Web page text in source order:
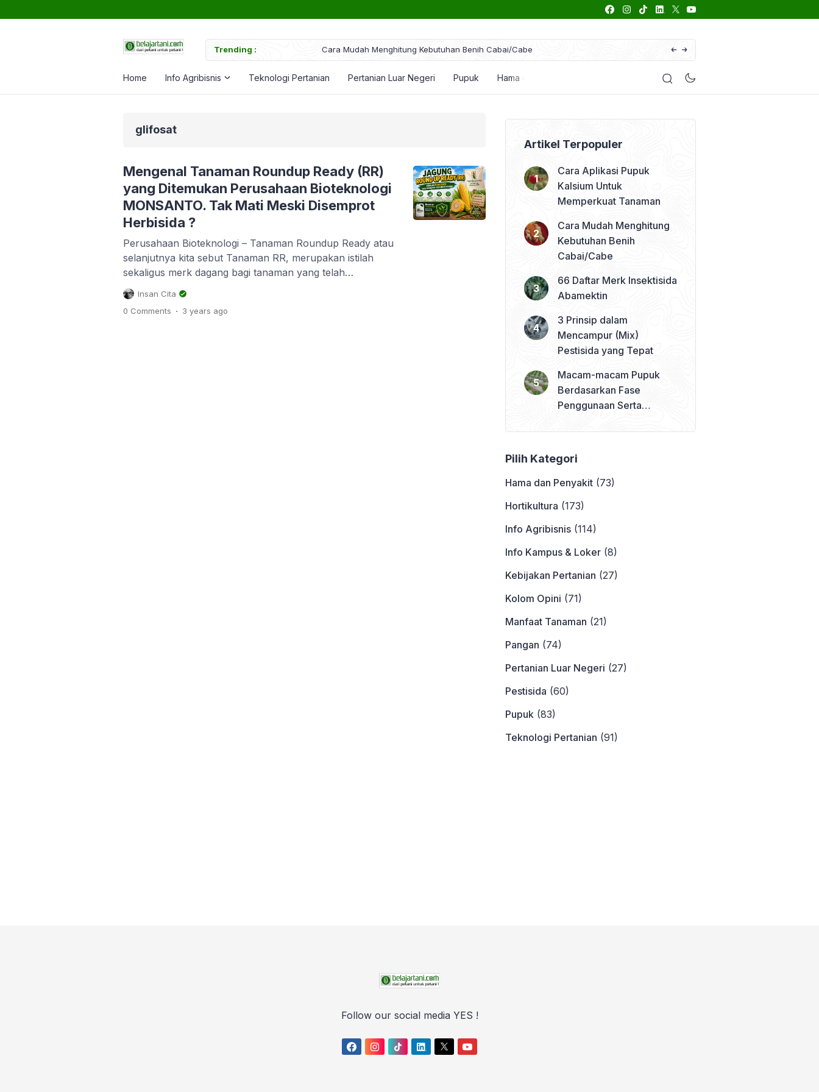
Trending : Cara Mudah Menghitung Kebutuhan Benih Cabai/Cabe 66 Daftar Merk Insektisida Abamektin
Home Info Agribisnis Teknologi Pertanian Pertanian Luar Negeri Pupuk Hama dan Penyakit Manfaat Tanaman
glifosat
Mengenal Tanaman Roundup Ready (RR)
yang Ditemukan Perusahaan Bioteknologi
MONSANTO. Tak Mati Meski Disemprot
Herbisida ?
Perusahaan Bioteknologi – Tanaman Roundup Ready atau
selanjutnya kita sebut Tanaman RR, merupakan istilah
sekaligus merk dagang bagi tanaman yang telah
direkayasa secara genetik supaya tahan atau toleran
terhadap herbisida bahan aktif glifosat. Herbisida glisofat
bekerja secara sistemik yakni masuk ke dalam seluruh
Insan Cita
0 Comments . 3 years ago
Artikel Terpopuler
Cara Aplikasi Pupuk
Kalsium Untuk
Memperkuat Tanaman
Cara Mudah Menghitung
Kebutuhan Benih
Cabai/Cabe
66 Daftar Merk Insektisida
Abamektin
3 Prinsip dalam
Mencampur (Mix)
Pestisida yang Tepat
Macam-macam Pupuk
Berdasarkan Fase
Penggunaan Serta
Pilih Kategori
Hama dan Penyakit(73)
Hortikultura (173)
Info Agribisnis(114)
Info Kampus & Loker(8)
Kebijakan Pertanian (27)
Kolom Opini (71)
Manfaat Tanaman (21)
Pangan (74)
Pertanian Luar Negeri (27)
Pestisida (60)
Pupuk(83)
Teknologi Pertanian (91)
Follow our social media YES !